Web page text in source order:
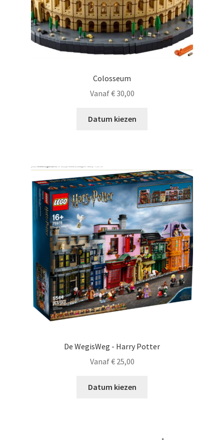
Colosseum
Vanaf€30,00
Datum kiezen
De WegisWeg - Harry Potter
Vanaf€25,00
Datum kiezen